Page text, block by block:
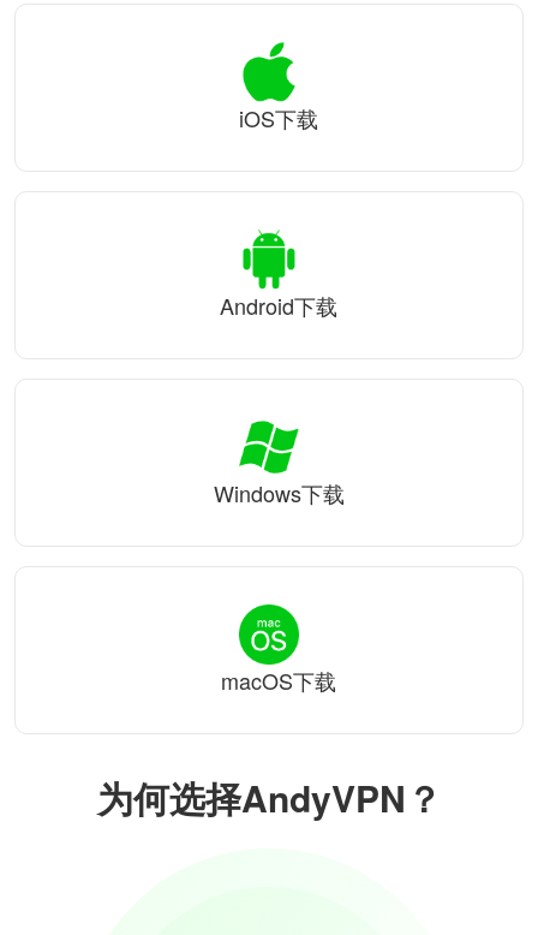
为何选择AndyVPN？
iOS下载
Android下载
Windows下载
macOS下载